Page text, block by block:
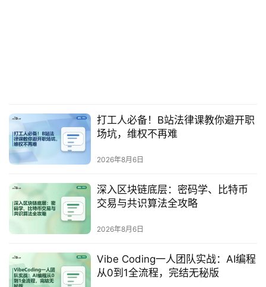
打工人必备！B站法律课教你避开职
场坑，维权不再难
2026年8月6日
深入区块链底层：密码学、比特币
交易与共识算法全攻略
2026年8月6日
Vibe Coding一人团队实战：AI编程
从0到1全流程，完结无秘版